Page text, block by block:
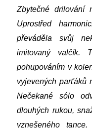
Zbytečné drilování
Uprostřed
převáděla svůj
imitovaný valčík.
pohupováním v
vyjevených parťáků
Nečekané sólo
dlouhých rukou,
vznešeného